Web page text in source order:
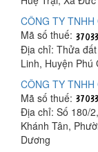
CÔNG TY TNHH
Mã số thuế:
Địa chỉ: Thửa
Linh, Huyện Phú
CÔNG TY TNHH
Mã số thuế:
Địa chỉ: Số 180/
Khánh Tân,
Dương